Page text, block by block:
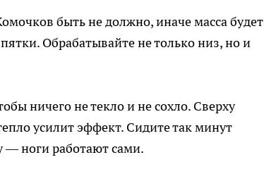
быть не должно, иначе масса будет
Обрабатывайте не только низ, но и
ничего не текло и не сохло. Сверху
усилит эффект. Сидите так минут
— ноги работают сами.